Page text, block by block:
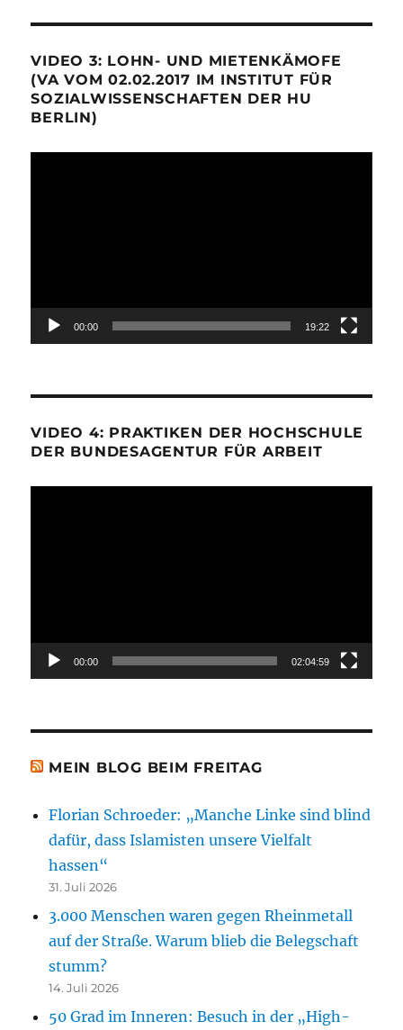
VIDEO 3: LOHN- UND MIETENKÄMOFE
(VA VOM 02.02.2017 IM INSTITUT FÜR
SOZIALWISSENSCHAFTEN DER HU
BERLIN)
00:00 19:22
VIDEO 4: PRAKTIKEN DER HOCHSCHULE
DER BUNDESAGENTUR FÜR ARBEIT
00:00 02:04:59
MEIN BLOG BEIM FREITAG
Florian Schroeder: „Manche Linke sind blind
dafür, dass Islamisten unsere Vielfalt
hassen“
31. Juli 2026
3.000 Menschen waren gegen Rheinmetall
auf der Straße. Warum blieb die Belegschaft
stumm?
14. Juli 2026
50 Grad im Inneren: Besuch in der „High-